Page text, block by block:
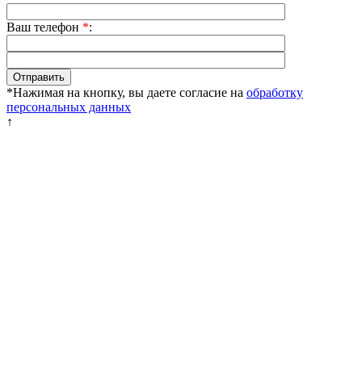
Ваш телефон *:
*Нажимая на кнопку, вы даете согласие на обработку
персональных данных
↑